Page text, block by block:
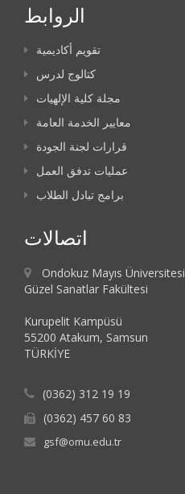
الروابط
تقويم أكاديمية
كتالوج لدرس
مجلة كلية الإلهيات
معايير الخدمة العامة
قرارات لجنة الجودة
عمليات تدفق العمل
برامج تبادل الطلاب
اتصالات
Ondokuz Mayıs Üniversitesi
Güzel Sanatlar Fakültesi
Kurupelit Kampüsü
55200 Atakum, Samsun
TÜRKİYE
(0362) 312 19 19
(0362) 457 60 83
gsf@omu.edu.tr